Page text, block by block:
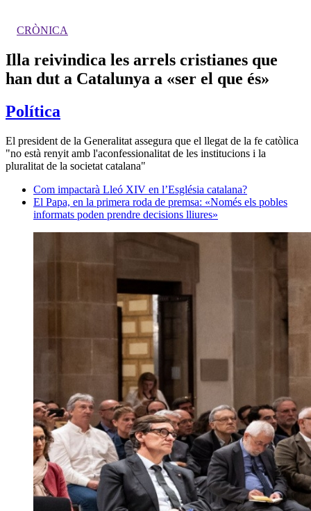
CRÒNICA
Illa reivindica les arrels cristianes que
han dut a Catalunya a «ser el que és»
Política
El president de la Generalitat assegura que el llegat de la fe catòlica
"no està renyit amb l'aconfessionalitat de les institucions i la
pluralitat de la societat catalana"
Com impactarà Lleó XIV en l’Església catalana?
El Papa, en la primera roda de premsa: «Només els pobles
informats poden prendre decisions lliures»